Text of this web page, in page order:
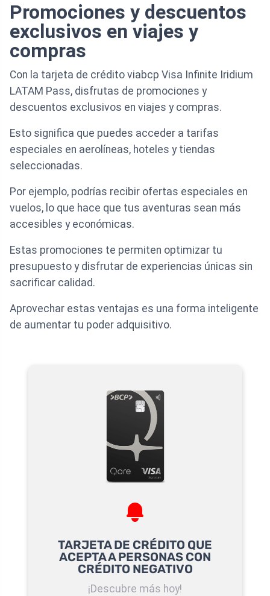
Promociones y descuentos
exclusivos en viajes y
compras
Con la tarjeta de crédito viabcp Visa Infinite Iridium
LATAM Pass, disfrutas de promociones y
descuentos exclusivos en viajes y compras.
Esto significa que puedes acceder a tarifas
especiales en aerolíneas, hoteles y tiendas
seleccionadas.
Por ejemplo, podrías recibir ofertas especiales en
vuelos, lo que hace que tus aventuras sean más
accesibles y económicas.
Estas promociones te permiten optimizar tu
presupuesto y disfrutar de experiencias únicas sin
sacrificar calidad.
Aprovechar estas ventajas es una forma inteligente
de aumentar tu poder adquisitivo.
TARJETA DE CRÉDITO QUE
ACEPTA A PERSONAS CON
CRÉDITO NEGATIVO
¡Descubre más hoy!